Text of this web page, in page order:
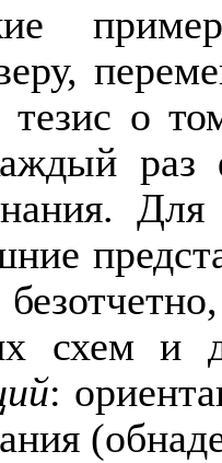
о
раз
схем
: